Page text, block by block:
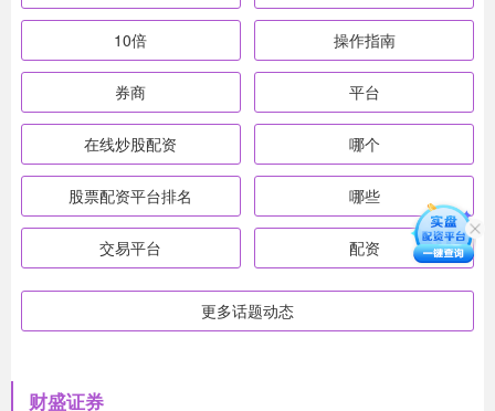
10倍 操作指南
券商 平台
在线炒股配资 哪个
股票配资平台排名 哪些
交易平台 配资
更多话题动态
财盛证券